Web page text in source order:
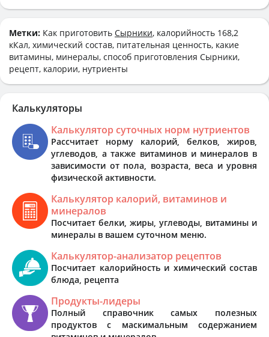
Метки: Как приготовить Сырники, калорийность 168,2
кКал, химический состав, питательная ценность, какие
витамины, минералы, способ приготовления Сырники,
рецепт, калории, нутриенты
Калькуляторы
Калькулятор суточных норм нутриентов
Рассчитает норму калорий, белков, жиров,
углеводов, а также витаминов и минералов в
зависимости от пола, возраста, веса и уровня
физической активности.
Калькулятор калорий, витаминов и
минералов
Посчитает белки, жиры, углеводы, витамины и
минералы в вашем суточном меню.
Калькулятор-анализатор рецептов
Посчитает калорийность и химический состав
блюда, рецепта
Продукты-лидеры
Полный справочник самых полезных
продуктов с маскимальным содержанием